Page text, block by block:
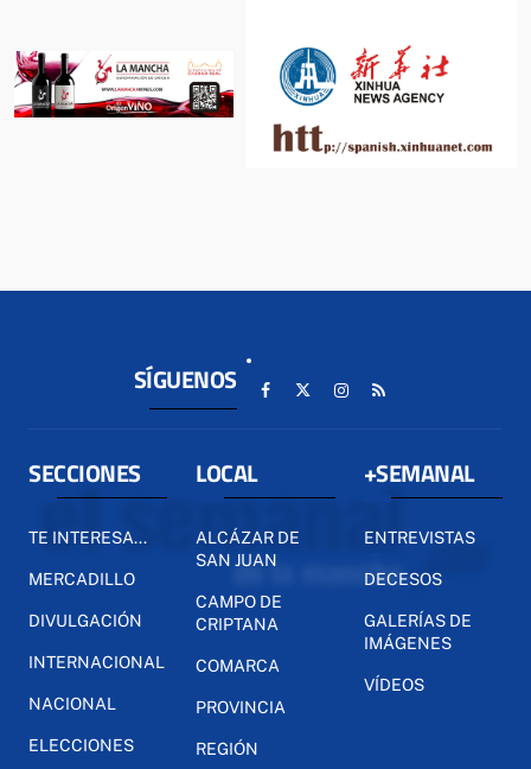
SÍGUENOS
SECCIONES
TE INTERESA...
MERCADILLO
DIVULGACIÓN
INTERNACIONAL
NACIONAL
ELECCIONES
LOCAL
ALCÁZAR DE
SAN JUAN
CAMPO DE
CRIPTANA
COMARCA
PROVINCIA
REGIÓN
+SEMANAL
ENTREVISTAS
DECESOS
GALERÍAS DE
IMÁGENES
VÍDEOS